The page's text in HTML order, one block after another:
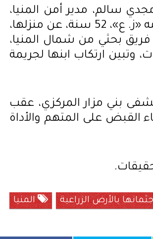
مجدي سالم، مدير أمن المنيا،
قد تلقت بلاغا من «أ، ص،»، 32 سنة، بتغيب أمه «ز. ع»، 52 سنة، عن منزلها،
فريق بحثي من شمال المنيا،
وتبين ارتكاب ابنها لجريمة
بني مزار المركزي، عقب
القبض على المتهم والأداة
بالأرض الزراعية
المنيا